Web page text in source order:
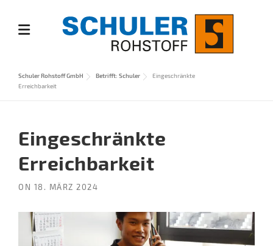
content
Schuler Rohstoff GmbH Betrifft: Schuler
Eingeschränkte
Erreichbarkeit
Eingeschränkte
Erreichbarkeit
ON 18. MÄRZ 2024